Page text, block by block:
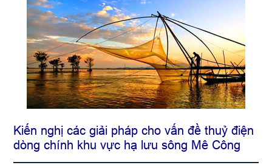
Kiến nghị các giải pháp cho vấn đề thuỷ điện
dòng chính khu vực hạ lưu sông Mê Công